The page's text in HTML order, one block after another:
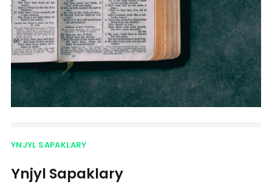
YNJYL SAPAKLARY
Ynjyl Sapaklary